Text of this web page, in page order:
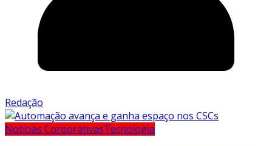
Redação
Notícias CorporativasTecnologia